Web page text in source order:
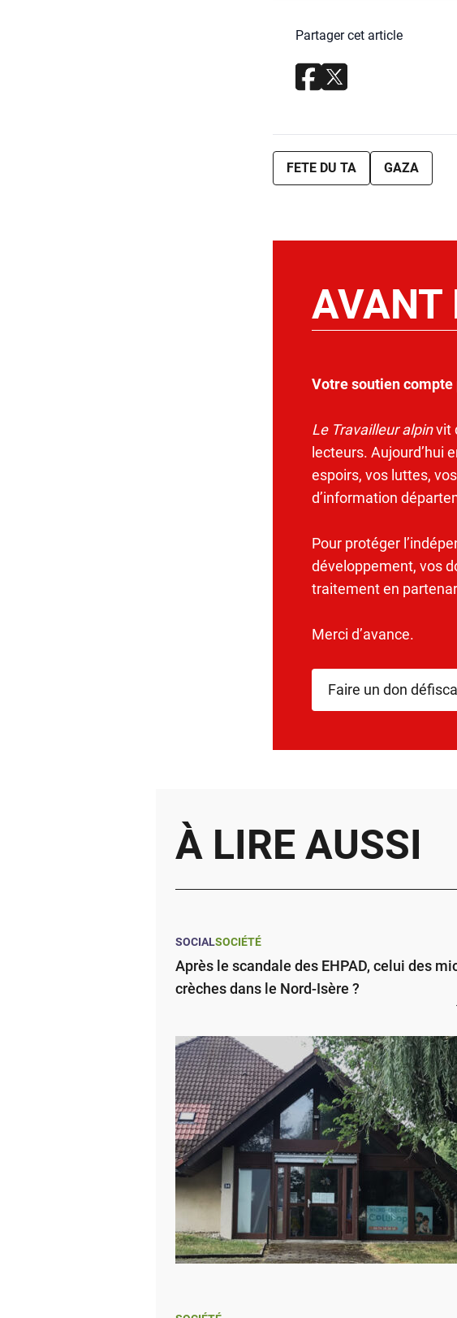
Partager cet article
FETE DU TA GAZA
AVANT
Votre soutien compte
Le Travailleur alpinvit
lecteurs. Aujourd’hui
espoirs, vos luttes,
d’information
Pour protéger
développement, vos
traitement en
Merci d’avance.
Faire un don
À LIRE AUSSI
SOCIALSOCIÉTÉ
Après le scandale des EHPAD, celui des
crèches dans le Nord-Isère ?